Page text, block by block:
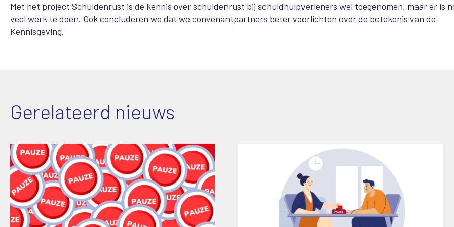
Met het project Schuldenrust is de kennis over schuldenrust bij schuldhulpverleners wel toegenomen, maar er is
veel werk te doen. Ook concluderen we dat we convenantpartners beter voorlichten over de betekenis van de
Kennisgeving.
Gerelateerd nieuws